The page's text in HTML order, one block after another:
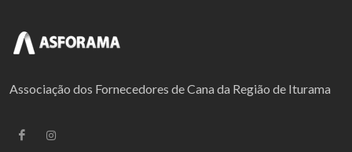
Associação dos Fornecedores de Cana da Região de Iturama